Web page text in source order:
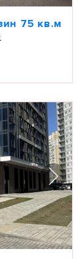
75 кв.м